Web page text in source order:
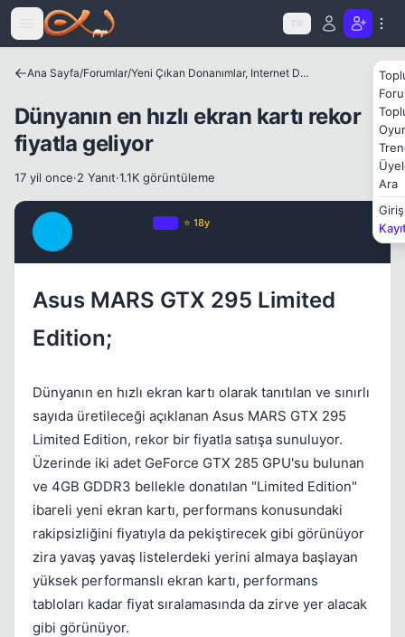
Icerige atla
TR
Ara
Giriş
Ana Sayfa/Forumlar/ Yeni Çıkan Donanımlar, Internet Dünyası ve Benzer Konular
Dünyanın en hızlı ekran kartı rekor
fiyatla geliyor
17 yil once·2 Yanıt·1.1K görüntüleme
⭐ 18y
Asus MARS GTX 295 Limited
Edition;
Dünyanın en hızlı ekran kartı olarak tanıtılan ve sınırlı
sayıda üretileceği açıklanan Asus MARS GTX 295
Limited Edition, rekor bir fiyatla satışa sunuluyor.
Üzerinde iki adet GeForce GTX 285 GPU'su bulunan
ve 4GB GDDR3 bellekle donatılan "Limited Edition"
ibareli yeni ekran kartı, performans konusundaki
rakipsizliğini fiyatıyla da pekiştirecek gibi görünüyor
zira yavaş yavaş listelerdeki yerini almaya başlayan
yüksek performanslı ekran kartı, performans
tabloları kadar fiyat sıralamasında da zirve yer alacak
gibi görünüyor.